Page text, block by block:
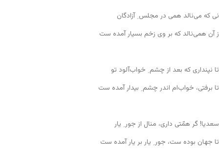
نی که می‌نالد همی در مجلس ِ آزادگان
ز آن همی‌نالد که بر وی زخم بسیار آمده ست
تا نپنداری که بعد از چشم ِ خواب‌آلود تو
تا برفتی، خواب‌ام اندر چشم ِ بیدار آمده ست
سعدیا! گر همّتی داری، منال از جور ِ یار
تا جهان بوده ‌ست، جور ِ یار بر یار آمده ست